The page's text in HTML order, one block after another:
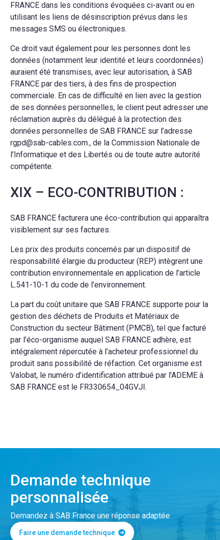
FRANCE dans les conditions évoquées ci-avant ou en
utilisant les liens de désinscription prévus dans les
messages SMS ou électroniques.
Ce droit vaut également pour les personnes dont les
données (notamment leur identité et leurs coordonnées)
auraient été transmises, avec leur autorisation, à SAB
FRANCE par des tiers, à des fins de prospection
commerciale. En cas de difficulté en lien avec la gestion
de ses données personnelles, le client peut adresser une
réclamation auprès du délégué à la protection des
données personnelles de SAB FRANCE sur l’adresse
rgpd@sab-cables.com., de la Commission Nationale de
l’Informatique et des Libertés ou de toute autre autorité
compétente.
XIX – ECO-CONTRIBUTION :
SAB FRANCE facturera une éco-contribution qui apparaîtra
visiblement sur ses factures.
Les prix des produits concernés par un dispositif de
responsabilité élargie du producteur (REP) intègrent une
contribution environnementale en application de l’article
L.541-10-1 du code de l’environnement.
La part du coût unitaire que SAB FRANCE supporte pour la
gestion des déchets de Produits et Matériaux de
Construction du secteur Bâtiment (PMCB), tel que facturé
par l’éco-organisme auquel SAB FRANCE adhère, est
intégralement répercutée à l’acheteur professionnel du
produit sans possibilité de réfaction. Cet organisme est
Valobat, le numéro d’identification attribué par l’ADEME à
SAB FRANCE est le FR330654_04GVJI.
Demande technique
personnalisée
Demandez à SAB France une réponse adaptée
Faire une demande technique